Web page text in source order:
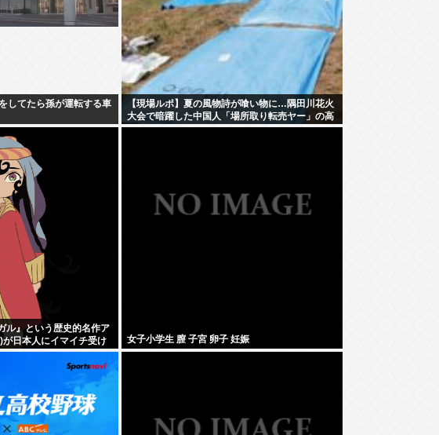
してたら孫が運転する車
【現場ルポ】夏の風物詩が喰い物に…隅田川花火
大会で暗躍した中国人「場所取り転売ヤー」の高
笑い
ル』という歴史的名作ア
日本人にイマイチ受け
女子小学生 膣 子宮 卵子 妊娠